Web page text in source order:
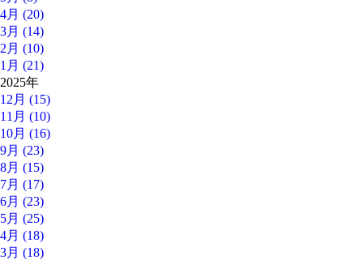
4月 (20)
3月 (14)
2月 (10)
1月 (21)
2025年
12月 (15)
11月 (10)
10月 (16)
9月 (23)
8月 (15)
7月 (17)
6月 (23)
5月 (25)
4月 (18)
3月 (18)